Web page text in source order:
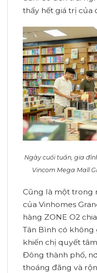
thấy hết giá trị của
Ngày cuối tuần, gia
Vincom Mega Mall
Cũng là một trong
của Vinhomes
hàng ZONE O2
Tân Bình có không
khiến chị quyết
Đông thành phố,
thoáng đãng và